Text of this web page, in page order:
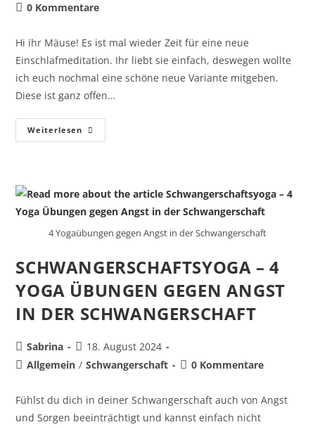
0 Kommentare
Hi ihr Mäuse! Es ist mal wieder Zeit für eine neue
Einschlafmeditation. Ihr liebt sie einfach, deswegen wollte
ich euch nochmal eine schöne neue Variante mitgeben.
Diese ist ganz offen…
Weiterlesen
4 Yogaübungen gegen Angst in der Schwangerschaft
SCHWANGERSCHAFTSYOGA – 4
YOGA ÜBUNGEN GEGEN ANGST
IN DER SCHWANGERSCHAFT
Sabrina
18. August 2024
Allgemein / Schwangerschaft 0 Kommentare
Fühlst du dich in deiner Schwangerschaft auch von Angst
und Sorgen beeinträchtigt und kannst einfach nicht